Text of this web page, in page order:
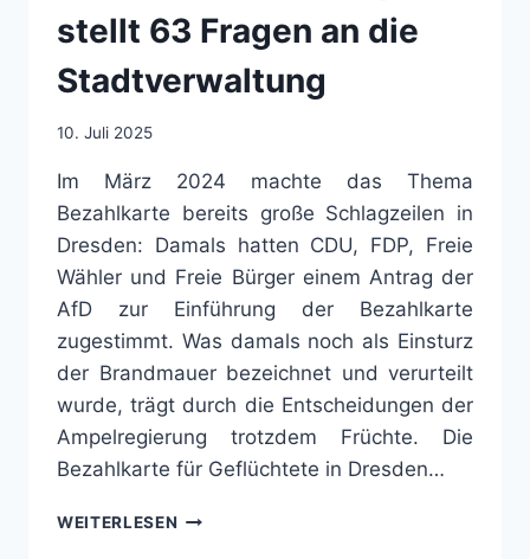
stellt 63 Fragen an die
Stadtverwaltung
10. Juli 2025
Im März 2024 machte das Thema
Bezahlkarte bereits große Schlagzeilen in
Dresden: Damals hatten CDU, FDP, Freie
Wähler und Freie Bürger einem Antrag der
AfD zur Einführung der Bezahlkarte
zugestimmt. Was damals noch als Einsturz
der Brandmauer bezeichnet und verurteilt
wurde, trägt durch die Entscheidungen der
Ampelregierung trotzdem Früchte. Die
Bezahlkarte für Geflüchtete in Dresden…
WEITERLESEN FRAGENHAGEL